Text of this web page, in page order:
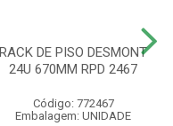
RACK DE PISO DESMONT
24U 670MM RPD 2467
Código: 772467
Embalagem: UNIDADE